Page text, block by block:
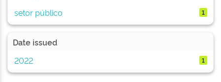
setor público 1
Date issued
2022
1